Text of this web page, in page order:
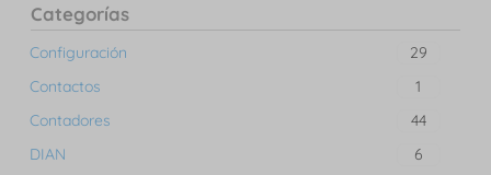
Categorías
Configuración
29
Contactos
1
Contadores
44
DIAN
6